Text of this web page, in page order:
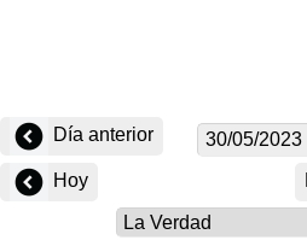
Día anterior
Hoy